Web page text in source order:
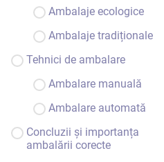
Ambalaje ecologice
Ambalaje tradiționale
Tehnici de ambalare
Ambalare manuală
Ambalare automată
Concluzii și importanța
ambalării corecte